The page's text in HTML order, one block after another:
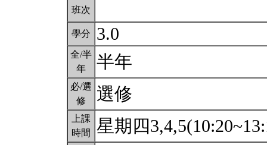
班次
學分 3.0
全/半
年
半年
必/選
修
選修
上課
時間
星期四